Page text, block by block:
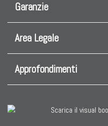
Garanzie
Area Legale
Approfondimenti